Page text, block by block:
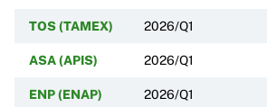
TOS (TAMEX) 2026/Q1
ASA (APIS) 2026/Q1
ENP (ENAP) 2026/Q1